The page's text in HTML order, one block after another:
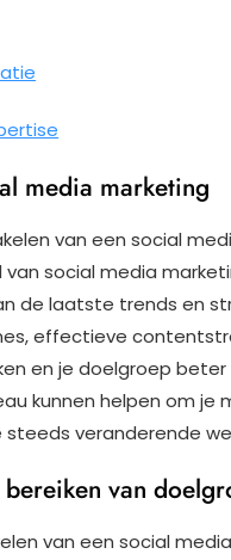
media marketing
van een social
social media
de laatste trends en
effectieve
en je doelgroep
kunnen helpen om je
veranderende
van
van een social